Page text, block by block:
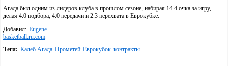
Агада был одним из лидеров клуба в прошлом сезоне, набирая 14.4 очка за игру,
делая 4.0 подбора, 4.0 передачи и 2.3 перехвата в Еврокубке.
Добавил: Eugene
basketball.ru.com
Теги: Калеб Агада Прометей Еврокубок контракты